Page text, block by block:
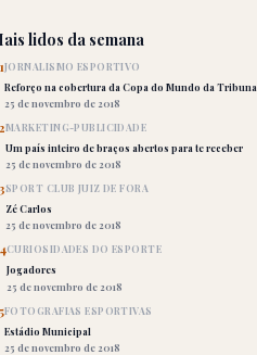
lidos da semana
JORNALISMO ESPORTIVO
Reforço na cobertura da Copa do Mundo da Tribuna
25 de novembro de 2018
MARKETING-PUBLICIDADE
Um país inteiro de braços abertos para te receber
25 de novembro de 2018
SPORT CLUB JUIZ DE FORA
Zé Carlos
25 de novembro de 2018
CURIOSIDADES DO ESPORTE
Jogadores
25 de novembro de 2018
FOTOGRAFIAS ESPORTIVAS
Estádio Municipal
25 de novembro de 2018